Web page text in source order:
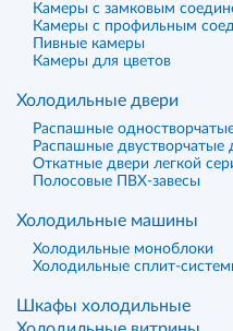
Камеры с замковым
Камеры с профильным
Пивные камеры
Камеры для цветов
Холодильные двери
Распашные
Распашные двустворчатые
Откатные двери легкой
Полосовые ПВХ-завесы
Холодильные машины
Холодильные моноблоки
Холодильные сплит-
Шкафы холодильные